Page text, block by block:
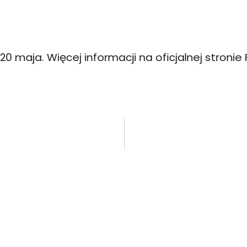
maja. Więcej informacji na oficjalnej stronie